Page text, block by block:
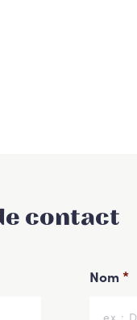
contact
Nom *